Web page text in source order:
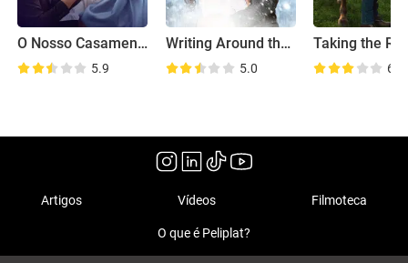
O Nosso Casamento de Sonho
5.9
Writing Around the Christmas Tree
5.0
Taking the
6.4
Artigos Vídeos Filmoteca
O que é Peliplat?